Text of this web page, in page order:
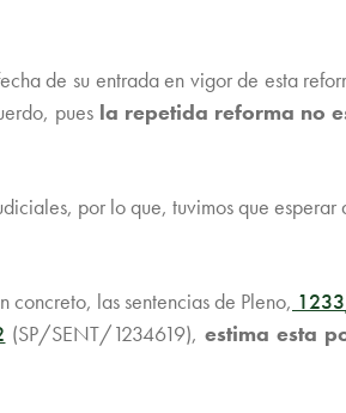
de su entrada en vigor de esta
pues la repetida reforma no
por lo que, tuvimos que
las sentencias de Pleno,
(SP/SENT/1234619),estima esta